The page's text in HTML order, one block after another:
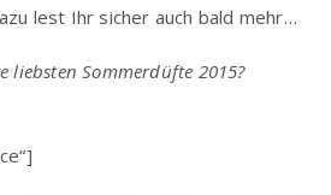
lest Ihr sicher auch bald mehr…
liebsten Sommerdüfte 2015?